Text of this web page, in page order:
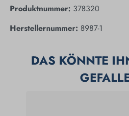
Produktnummer: 378320
Herstellernummer: 8987-1
DAS KÖNNTE